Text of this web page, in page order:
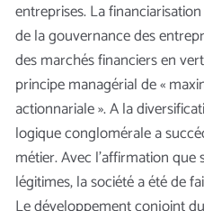
entreprises. La
de la gouvernance des
des marchés financiers en
principe managérial de «
actionnariale ». A la
logique conglomérale a
métier. Avec l’affirmation
légitimes, la société a été de